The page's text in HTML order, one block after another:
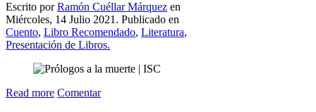
Escrito porRamón Cuéllar Márquez en
Miércoles, 14 Julio 2021. Publicado en
Cuento, Libro Recomendado, Literatura,
Presentación de Libros.
Read more Comentar